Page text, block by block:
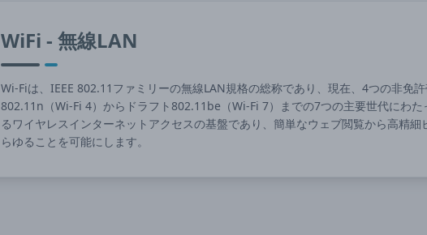
WiFi - 無線LAN
Wi-Fiは、IEEE 802.11ファミリーの無線LAN規格の総称であり、現在、4つの非免
802.11n（Wi-Fi 4）からドラフト802.11be（Wi-Fi 7）までの7つの主要世代にわ
るワイヤレスインターネットアクセスの基盤であり、簡単なウェブ閲覧から高精
らゆることを可能にします。